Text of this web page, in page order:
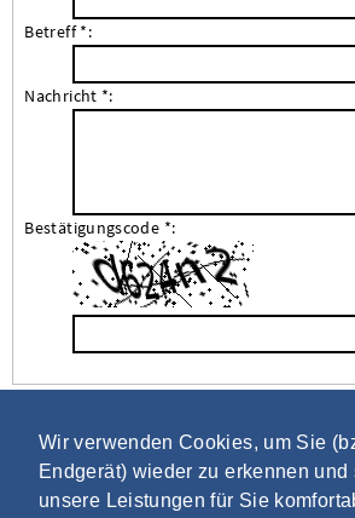
Wir verwenden Cookies, um Sie
Endgerät) wieder zu erkennen und
unsere Leistungen für Sie
Betreff *:
Nachricht *:
Bestätigungscode *: